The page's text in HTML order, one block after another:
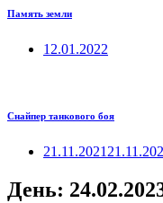
Память земли
12.01.2022
Снайпер танкового боя
21.11.2021
День: